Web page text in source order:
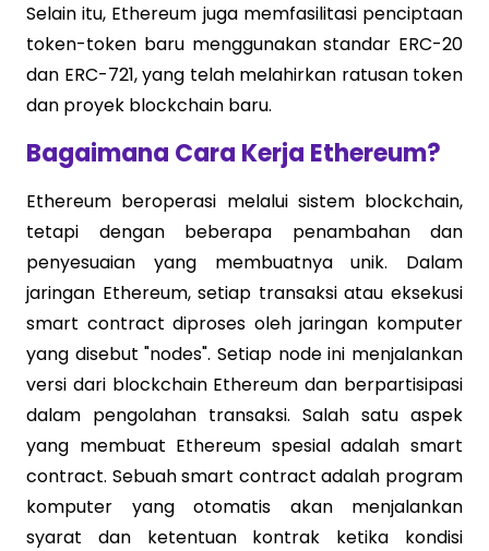
Selain itu, Ethereum juga memfasilitasi penciptaan
token-token baru menggunakan standar ERC-20
dan ERC-721, yang telah melahirkan ratusan token
dan proyek blockchain baru.
Bagaimana Cara Kerja Ethereum?
Ethereum beroperasi melalui sistem blockchain,
tetapi dengan beberapa penambahan dan
penyesuaian yang membuatnya unik. Dalam
jaringan Ethereum, setiap transaksi atau eksekusi
smart contract diproses oleh jaringan komputer
yang disebut "nodes". Setiap node ini menjalankan
versi dari blockchain Ethereum dan berpartisipasi
dalam pengolahan transaksi. Salah satu aspek
yang membuat Ethereum spesial adalah smart
contract. Sebuah smart contract adalah program
komputer yang otomatis akan menjalankan
syarat dan ketentuan kontrak ketika kondisi